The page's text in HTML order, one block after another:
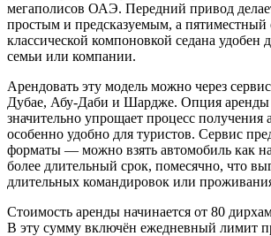
мегаполисов ОАЭ. Передний привод
простым и предсказуемым, а пятиместный
классической компоновкой седана удобен
семьи или компании.
Арендовать эту модель можно через
Дубае, Абу-Даби и Шардже. Опция аренды
значительно упрощает процесс получения
особенно удобно для туристов. Сервис
форматы — можно взять автомобиль как
более длительный срок, помесячно, что
длительных командировок или
Стоимость аренды начинается от 80
В эту сумму включён ежедневный лимит